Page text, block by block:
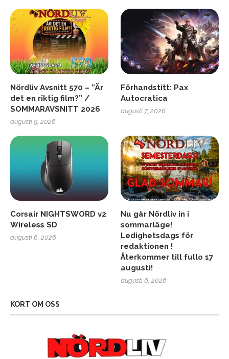
Nördliv Avsnitt 570 – ”Är
det en riktig film?” /
SOMMARAVSNITT 2026
augusti 9, 2026
Förhandstitt: Pax
Autocratica
augusti 7, 2026
Corsair NIGHTSWORD v2
Wireless SD
augusti 6, 2026
Nu går Nördliv in i
sommarläge!
Ledighetsdags för
redaktionen !
Återkommer till fullo 17
augusti!
augusti 6, 2026
KORT OM OSS